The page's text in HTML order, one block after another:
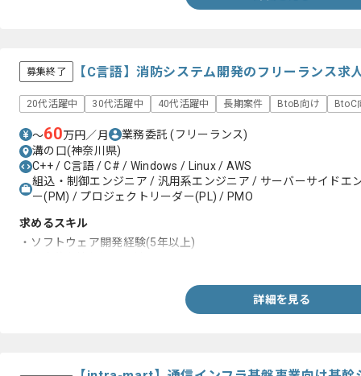
募集終了 【C言語】消防システム開発のフリーランス求
20代活躍中 30代活躍中 40代活躍中 長期案件 BtoB向け BtoC
〜60万円／月 業務委託(フリーランス)
溝の口(神奈川県)
C++ / C言語 / C# / Windows / Linux / AWS
組込・制御エンジニア / 汎用系エンジニア / サーバーサイドエ
ー(PM) / プロジェクトリーダー(PL) / PMO
求めるスキル
・ソフトウェア開発経験(5年以上)
詳細を見る